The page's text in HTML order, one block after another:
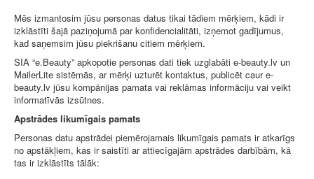
Mēs izmantosim jūsu personas datus tikai tādiem mērķiem, kādi ir
izklāstīti šajā paziņojumā par konfidencialitāti, izņemot gadījumus,
kad saņemsim jūsu piekrišanu citiem mērķiem.
SIA “e.Beauty” apkopotie personas dati tiek uzglabāti e-beauty.lv un
MailerLite sistēmās, ar mērķi uzturēt kontaktus, publicēt caur e-
beauty.lv jūsu kompānijas pamata vai reklāmas informāciju vai veikt
informatīvās izsūtnes.
Apstrādes likumīgais pamats
Personas datu apstrādei piemērojamais likumīgais pamats ir atkarīgs
no apstākļiem, kas ir saistīti ar attiecīgajām apstrādes darbībām, kā
tas ir izklāstīts tālāk: